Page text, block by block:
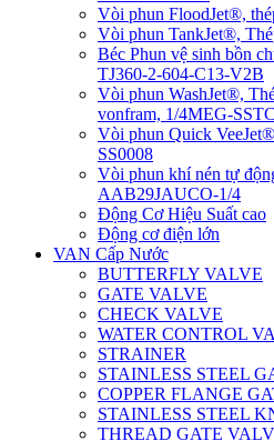
Vòi phun FloodJet®,
Vòi phun TankJet®,
Béc Phun vệ sinh bồn
TJ360-2-604-C13-V2B
Vòi phun WashJet®,
vonfram, 1/4MEG-
Vòi phun Quick
SS0008
Vòi phun khí nén tự
AAB29JAUCO-1/4
Động Cơ Hiệu Suất cao
Động cơ điện lớn
VAN Cấp Nước
BUTTERFLY VALVE
GATE VALVE
CHECK VALVE
WATER CONTROL
STRAINER
STAINLESS STEEL
COPPER FLANGE
STAINLESS STEEL
THREAD GATE